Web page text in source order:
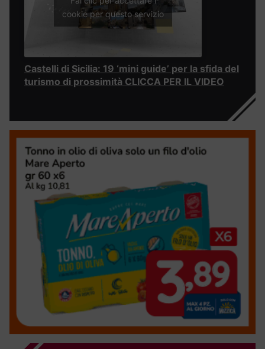
cookie per questo servizio
Castelli di Sicilia: 19 ‘mini guide’ per la sfida del
turismo di prossimità CLICCA PER IL VIDEO